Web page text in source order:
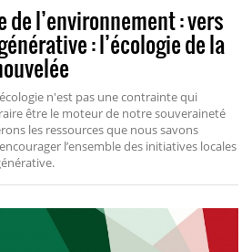
de l’environnement : vers
: l’écologie de la
n'est pas une contrainte qui
être le moteur de notre souveraineté
les ressources que nous savons
l’ensemble des initiatives locales